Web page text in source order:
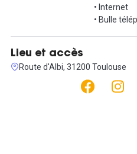
Les bureaux sont accessibles du
Le tarif est de 500 euros par
travailler sereinement, tout en
d’équipements modernes.
• Internet
• Bulle
Lieu et accès
Route d'Albi, 31200 Toulouse